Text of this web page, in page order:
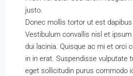
justo.
Donec mollis tortor ut est
Vestibulum convallis nisl et
dui lacinia. Quisque ac mi et orci
in in erat. Suspendisse vulputate
eget sollicitudin purus commodo